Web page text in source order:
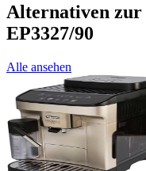
Alternativen zur
EP3327/90
Alle ansehen